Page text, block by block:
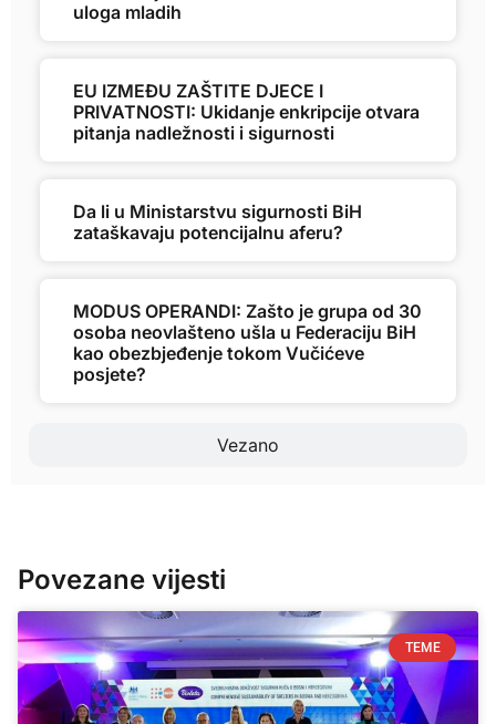
Vezano
uloga mladih
EU IZMEĐU ZAŠTITE DJECE I
PRIVATNOSTI: Ukidanje enkripcije otvara
pitanja nadležnosti i sigurnosti
Da li u Ministarstvu sigurnosti BiH
zataškavaju potencijalnu aferu?
MODUS OPERANDI: Zašto je grupa od 30
osoba neovlašteno ušla u Federaciju BiH
kao obezbjeđenje tokom Vučićeve
posjete?
Povezane vijesti
TEME